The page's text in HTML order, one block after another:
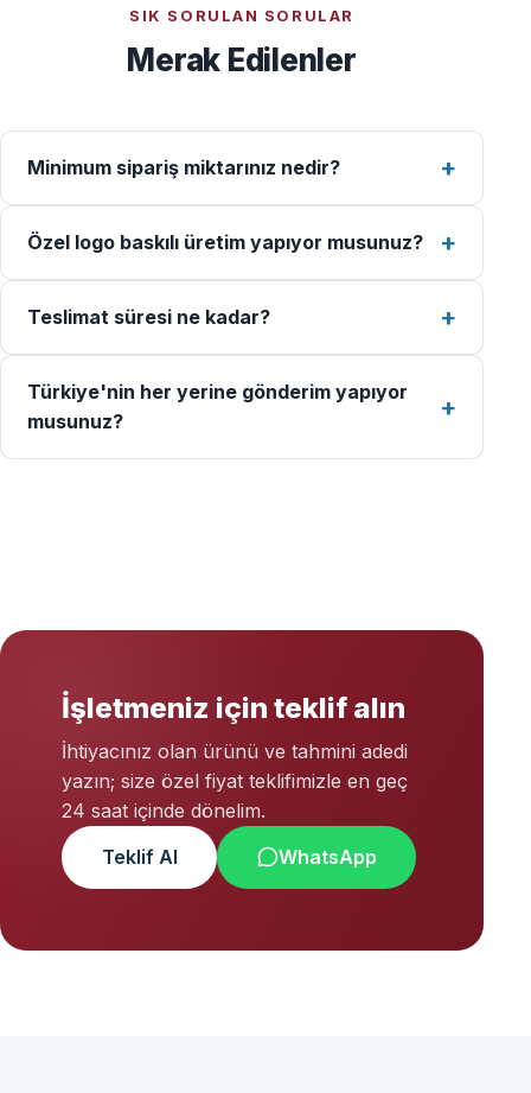
SIK SORULAN SORULAR
Merak Edilenler
Minimum sipariş miktarınız nedir?
Özel logo baskılı üretim yapıyor musunuz?
Teslimat süresi ne kadar?
Türkiye'nin her yerine gönderim yapıyor
musunuz?
İşletmeniz için teklif alın
İhtiyacınız olan ürünü ve tahmini adedi
yazın; size özel fiyat teklifimizle en geç
24 saat içinde dönelim.
Teklif Al
WhatsApp